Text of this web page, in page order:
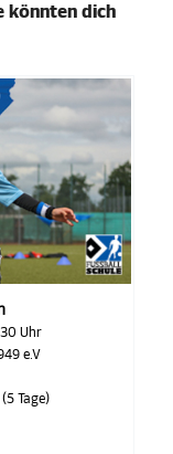
könnten dich
Uhr
e.V
Tage)